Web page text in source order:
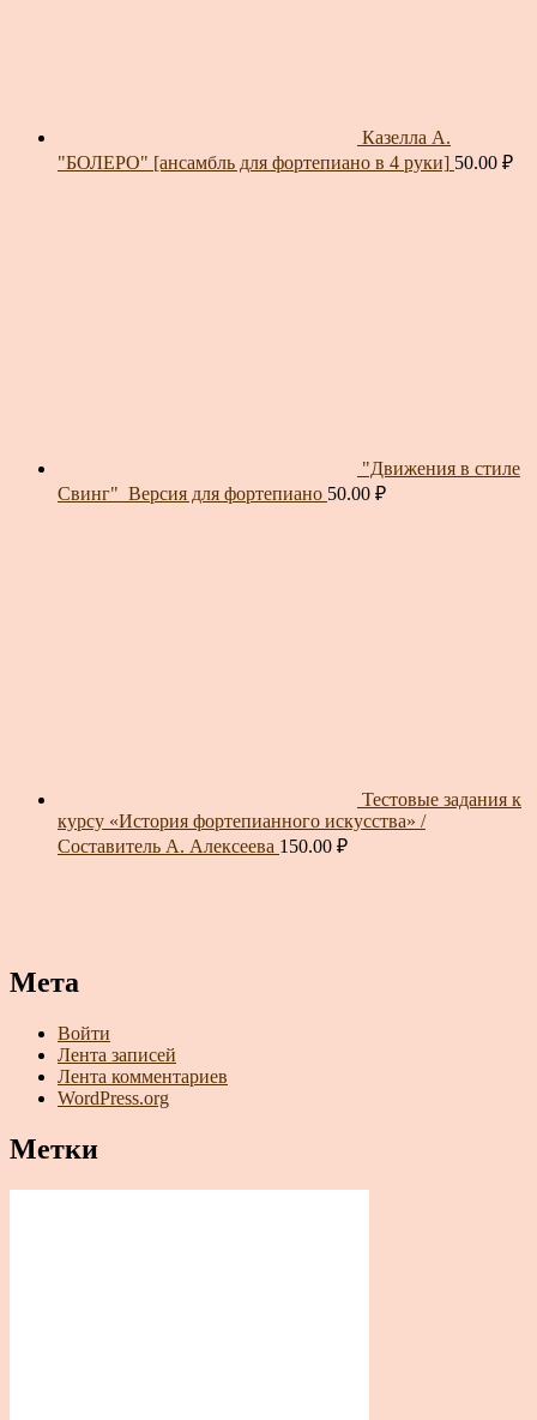
Казелла А.
"БОЛЕРО" [ансамбль для фортепиано в 4 руки] 50.00 ₽
"Движения в стиле
Свинг"_Версия для фортепиано 50.00 ₽
Тестовые задания к
курсу «История фортепианного искусства» /
Составитель А. Алексеева 150.00 ₽
Мета
Войти
Лента записей
Лента комментариев
WordPress.org
Метки